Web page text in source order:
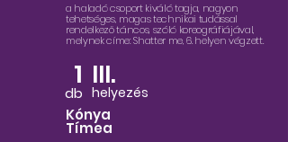
a haladó csoport kiváló tagja, nagyon
tehetséges, magas technikai tudással
rendelkező táncos, szóló koreográfiájával,
melynek címe: Shatter me, 6. helyen végzett.
1
db
III.
helyezés
Kónya
Tímea